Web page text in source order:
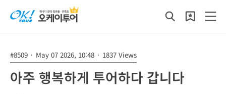
#8509 · May 07 2026, 10:48 · 1837 Views
아주 행복하게 투어하다 갑니다